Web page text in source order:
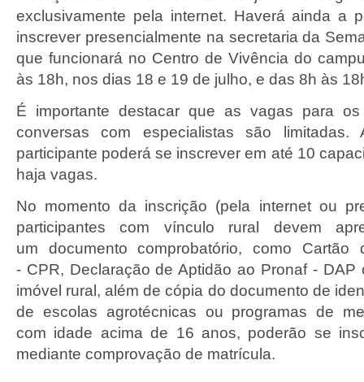
exclusivamente pela internet. Haverá ainda a
inscrever presencialmente na secretaria da
que funcionará no Centro de Vivência do
às 18h, nos dias 18 e 19 de julho, e das 8h às
É importante destacar que as vagas para
conversas com especialistas são limitadas.
participante poderá se inscrever em até 10
haja vagas.
No momento da inscrição (pela internet ou
participantes com vínculo rural devem
um documento comprobatório, como Cartão
- CPR, Declaração de Aptidão ao Pronaf - DAP
imóvel rural, além de cópia do documento de
de escolas agrotécnicas ou programas de
com idade acima de 16 anos, poderão se
mediante comprovação de matrícula.